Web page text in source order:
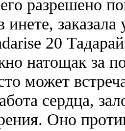
разрешено
инете,
20
натощак за
может
сердца,
Оно